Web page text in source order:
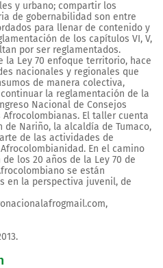
y urbano; compartir los
de gobernabilidad son entre
para llenar de contenido y
de los capítulos VI, V,
por ser reglamentados.
la Ley 70 enfoque territorio, hace
nacionales y regionales que
de manera colectiva,
la reglamentación de la
Nacional de Consejos
El taller cuenta
Nariño, la alcaldía de Tumaco,
de las actividades de
En el camino
los 20 años de la Ley 70 de
se están
en la perspectiva juvenil, de